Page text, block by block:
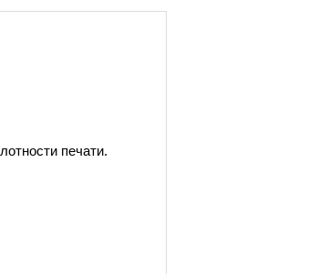
печати.